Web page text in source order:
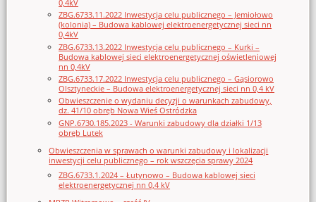
0,4kV
ZBG.6733.11.2022 Inwestycja celu publicznego – Jemiołowo
(kolonia) – Budowa kablowej elektroenergetycznej sieci nn
0,4kV
ZBG.6733.13.2022 Inwestycja celu publicznego – Kurki –
Budowa kablowej sieci elektroenergetycznej oświetleniowej
nn 0,4kV
ZBG.6733.17.2022 Inwestycja celu publicznego – Gąsiorowo
Olsztyneckie – Budowa elektroenergetycznej sieci nn 0,4 kV
Obwieszczenie o wydaniu decyzji o warunkach zabudowy,
dz. 41/10 obręb Nowa Wieś Ostródzka
GNP.6730.185.2023 - Warunki zabudowy dla działki 1/13
obręb Lutek
Obwieszczenia w sprawach o warunki zabudowy i lokalizacji
inwestycji celu publicznego – rok wszczęcia sprawy 2024
ZBG.6733.1.2024 – Łutynowo – Budowa kablowej sieci
elektroenergetycznej nn 0,4 kV